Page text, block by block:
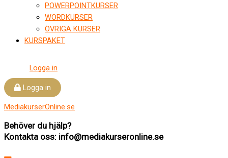
POWERPOINTKURSER
WORDKURSER
ÖVRIGA KURSER
KURSPAKET
Logga in
Logga in
MediakurserOnline.se
Behöver du hjälp?
Kontakta oss: info@mediakurseronline.se